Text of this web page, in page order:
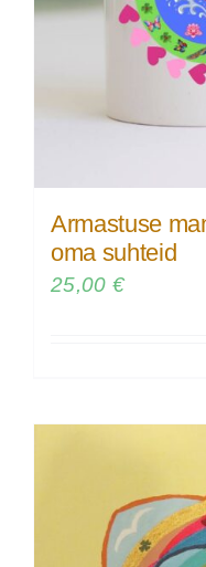
Armastuse
oma suhteid
25,00 €